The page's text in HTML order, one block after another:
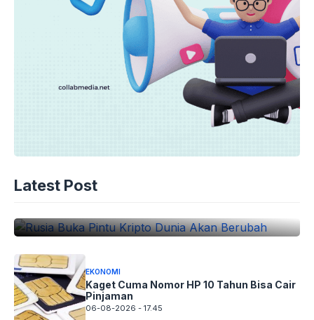
Latest Post
EKONOMI
Berubah
EKONOMI
Kaget Cuma Nomor HP 10 Tahun Bisa Cair
Pinjaman
06-08-2026 - 17.45